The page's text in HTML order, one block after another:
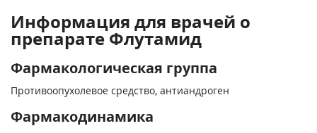
Информация для врачей о
препарате Флутамид
Фармакологическая группа
Противоопухолевое средство, антиандроген
Фармакодинамика